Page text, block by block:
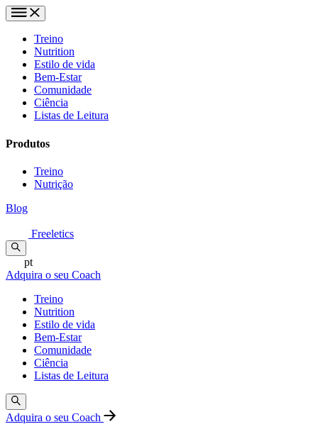
Treino
Nutrition
Estilo de vida
Bem-Estar
Comunidade
Ciência
Listas de Leitura
Produtos
Treino
Nutrição
Blog
Freeletics
pt
Adquira o seu Coach
Treino
Nutrition
Estilo de vida
Bem-Estar
Comunidade
Ciência
Listas de Leitura
Adquira o seu Coach